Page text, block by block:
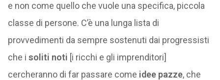
e non come quello che vuole una specifica, piccola
classe di persone. C’è una lunga lista di
provvedimenti da sempre sostenuti dai progressisti
che i soliti noti [i ricchi e gli imprenditori]
cercheranno di far passare come idee pazze, che